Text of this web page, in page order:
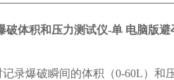
破体积和压力测试仪-单 电脑版避
录爆破瞬间的体积（0-60L）和压